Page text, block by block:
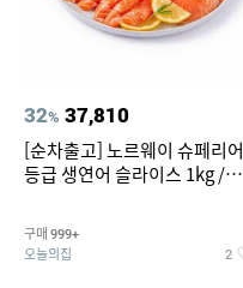
32% 37,810
[순차출고] 노르웨이 슈페리어
등급 생연어 슬라이스 1kg /
구매 999+
오늘의집 2